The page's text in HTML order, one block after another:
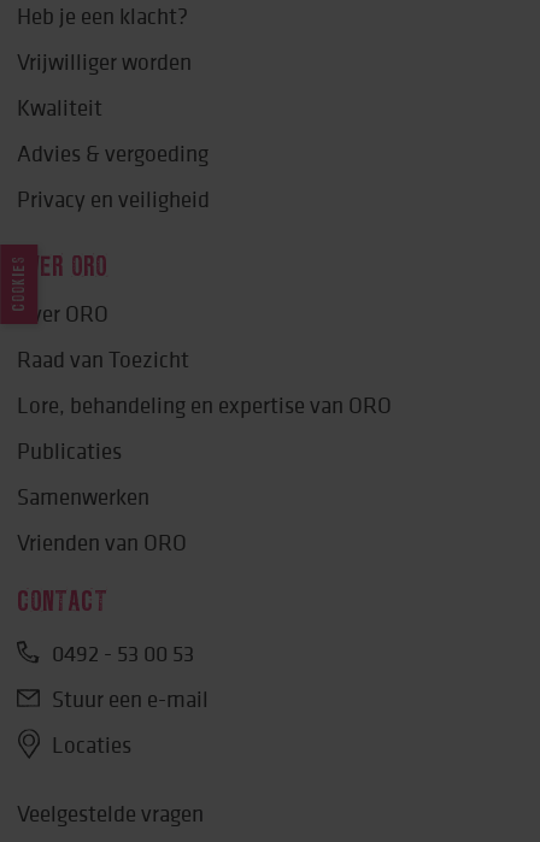
Heb je een klacht?
Vrijwilliger worden
Kwaliteit
Advies & vergoeding
Privacy en veiligheid
OVER ORO
Over ORO
Raad van Toezicht
Lore, behandeling en expertise van ORO
Publicaties
Samenwerken
Vrienden van ORO
CONTACT
0492 - 53 00 53
Stuur een e-mail
Locaties
Veelgestelde vragen
COOKIES